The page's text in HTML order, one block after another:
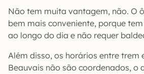
Não tem muita vantagem, não. O
bem mais conveniente, porque
ao longo do dia e não requer
Além disso, os horários entre trem
Beauvais não são coordenados, o